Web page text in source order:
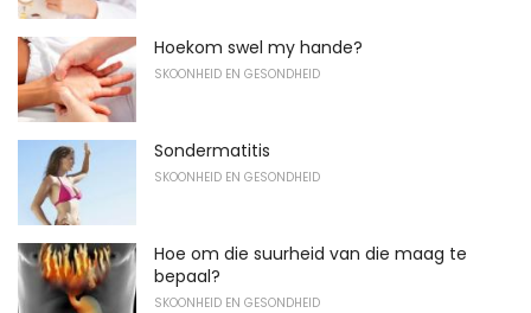
Hoekom swel my hande?
SKOONHEID EN GESONDHEID
Sondermatitis
SKOONHEID EN GESONDHEID
Hoe om die suurheid van die maag te
bepaal?
SKOONHEID EN GESONDHEID